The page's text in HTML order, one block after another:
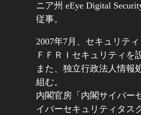
ニア州 eEye Digital
従事。
2007年7月、セキュリテ
ＦＦＲＩセキュリティを
また、独立行政法人情報
組む。
内閣官房「内閣サイバー
イバーセキュリティタス